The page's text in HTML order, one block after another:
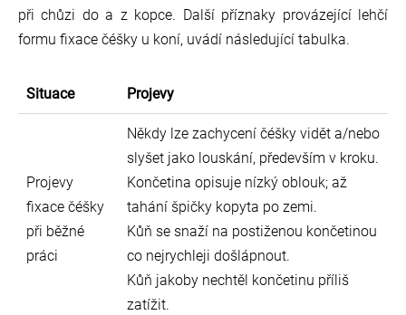
při chůzi do a z kopce. Další příznaky provázející lehčí
formu fixace čéšky u koní, uvádí následující tabulka.
Situace Projevy
Projevy
fixace čéšky
při běžné
práci
Někdy lze zachycení čéšky vidět a/nebo
slyšet jako louskání, především v kroku.
Končetina opisuje nízký oblouk; až
tahání špičky kopyta po zemi.
Kůň se snaží na postiženou končetinou
co nejrychleji došlápnout.
Kůň jakoby nechtěl končetinu příliš
zatížit.